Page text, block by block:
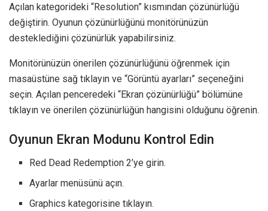
Açılan kategorideki “Resolution” kısmından çözünürlüğü
değiştirin. Oyunun çözünürlüğünü monitörünüzün
desteklediğini çözünürlük yapabilirsiniz.
Monitörünüzün önerilen çözünürlüğünü öğrenmek için
masaüstüne sağ tıklayın ve “Görüntü ayarları” seçeneğini
seçin. Açılan penceredeki “Ekran çözünürlüğü” bölümüne
tıklayın ve önerilen çözünürlüğün hangisini olduğunu öğrenin.
Oyunun Ekran Modunu Kontrol Edin
Red Dead Redemption 2’ye girin.
Ayarlar menüsünü açın.
Graphics kategorisine tıklayın.